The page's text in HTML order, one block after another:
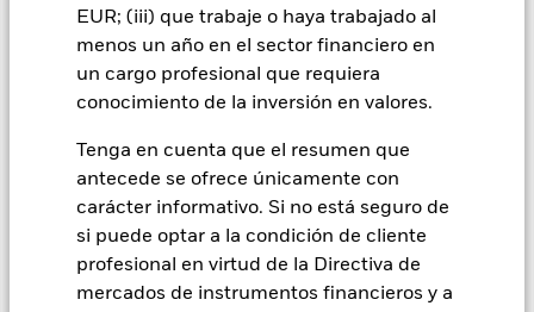
EUR; (iii) que trabaje o haya trabajado al
menos un año en el sector financiero en
un cargo profesional que requiera
conocimiento de la inversión en valores.
Tenga en cuenta que el resumen que
antecede se ofrece únicamente con
carácter informativo. Si no está seguro de
si puede optar a la condición de cliente
profesional en virtud de la Directiva de
mercados de instrumentos financieros y a
invertir en este. Este filtro ESG podría afectar negativamente
al valor de las inversiones del Fondo si se compara con un
Todas las clases de acciones con cobertura de divisas de este
fondo utilizan derivados para cubrir el riesgo de divisas. El
un posible riesgo de contagio (también denominado «spill-
over») a otras clases de acciones del fondo. La sociedad
gestora del fondo se asegurará de que se dispone de los
procedimientos adecuados para minimizar el riesgo de
contagio a otras clases de acciones. En el menú desplegable
que figura justo debajo del nombre del fondo, podrá ver un